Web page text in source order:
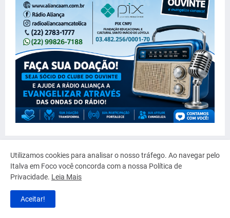
Serviço
Utilizamos cookies para analisar o nosso tráfego. Ao navegar pelo
Italva em Foco você concorda com a nossa Política de
Privacidade. Leia Mais
Aceitar!